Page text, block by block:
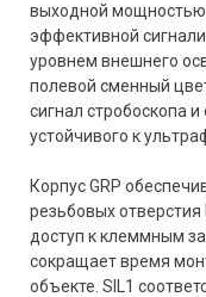
выходной
эффективной
уровнем внешнего
полевой сменный
сигнал стробоскопа
устойчивого к
Корпус GRP
резьбовых
доступ к клеммным
сокращает время
объекте. SIL1